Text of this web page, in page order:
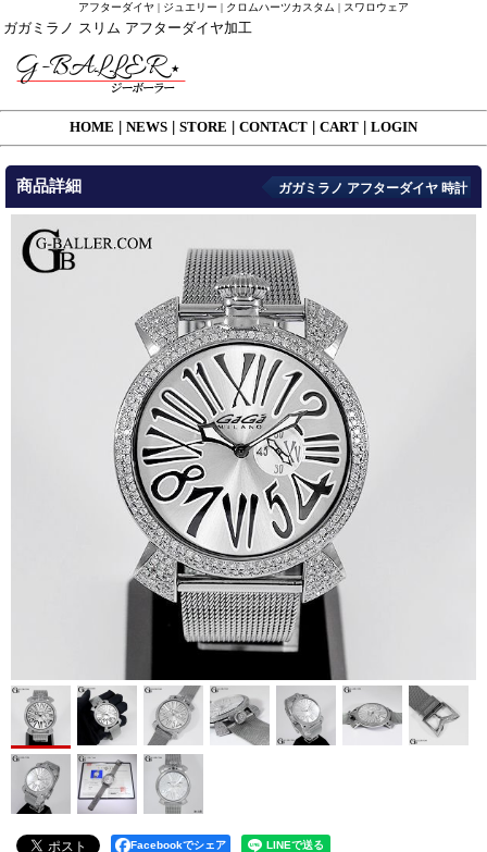
アフターダイヤ | ジュエリー | クロムハーツカスタム | スワロウェア
ガガミラノ スリム アフターダイヤ加工
HOME NEWS STORE CONTACT CART LOGIN
商品詳細 ガガミラノ アフターダイヤ 時計
Facebookでシェア